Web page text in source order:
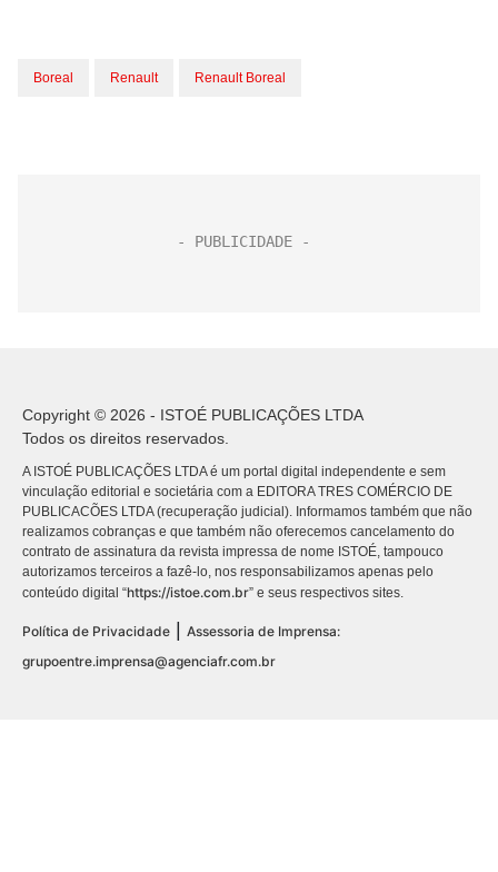
Boreal Renault Renault Boreal
Copyright © 2026 - ISTOÉ PUBLICAÇÕES LTDA
Todos os direitos reservados.
A ISTOÉ PUBLICAÇÕES LTDA é um portal digital independente e sem
vinculação editorial e societária com a EDITORA TRES COMÉRCIO DE
PUBLICACÕES LTDA (recuperação judicial). Informamos também que não
realizamos cobranças e que também não oferecemos cancelamento do
contrato de assinatura da revista impressa de nome ISTOÉ, tampouco
autorizamos terceiros a fazê-lo, nos responsabilizamos apenas pelo
conteúdo digital “https://istoe.com.br” e seus respectivos sites.
Política de Privacidade | Assessoria de Imprensa:
grupoentre.imprensa@agenciafr.com.br